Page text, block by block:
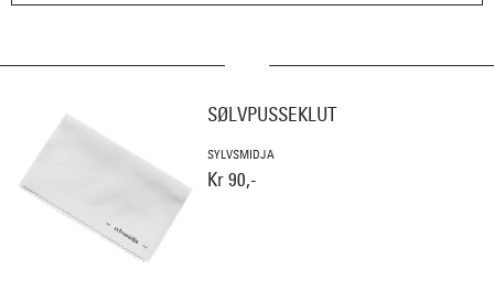
SØLVPUSSEKLUT
SYLVSMIDJA
Kr 90,-